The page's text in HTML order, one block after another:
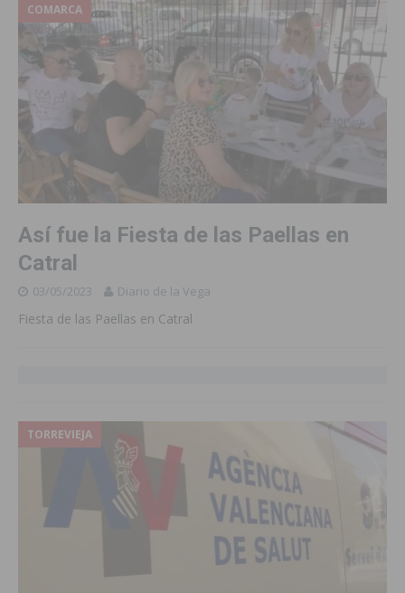
COMARCA
Así fue la Fiesta de las Paellas en
Catral
03/05/2023 Diario de la Vega
Fiesta de las Paellas en Catral
TORREVIEJA